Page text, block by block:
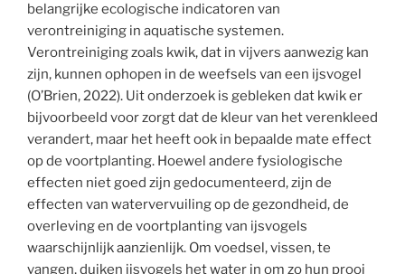
belangrijke ecologische indicatoren van
verontreiniging in aquatische systemen.
Verontreiniging zoals kwik, dat in vijvers aanwezig kan
zijn, kunnen ophopen in de weefsels van een ijsvogel
(O’Brien, 2022). Uit onderzoek is gebleken dat kwik er
bijvoorbeeld voor zorgt dat de kleur van het verenkleed
verandert, maar het heeft ook in bepaalde mate effect
op de voortplanting. Hoewel andere fysiologische
effecten niet goed zijn gedocumenteerd, zijn de
effecten van watervervuiling op de gezondheid, de
overleving en de voortplanting van ijsvogels
waarschijnlijk aanzienlijk. Om voedsel, vissen, te
vangen, duiken ijsvogels het water in om zo hun prooi